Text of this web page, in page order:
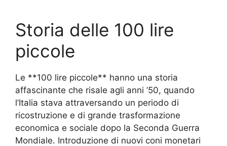
Storia delle 100 lire
piccole
Le **100 lire piccole** hanno una storia
affascinante che risale agli anni ’50, quando
l’Italia stava attraversando un periodo di
ricostruzione e di grande trasformazione
economica e sociale dopo la Seconda Guerra
Mondiale. Introduzione di nuovi coni monetari